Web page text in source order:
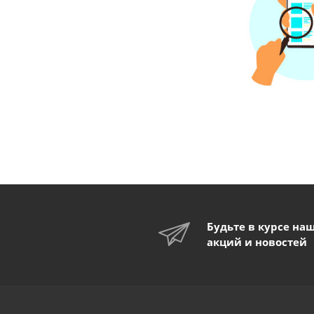
Будьте в курсе
акций и новостей